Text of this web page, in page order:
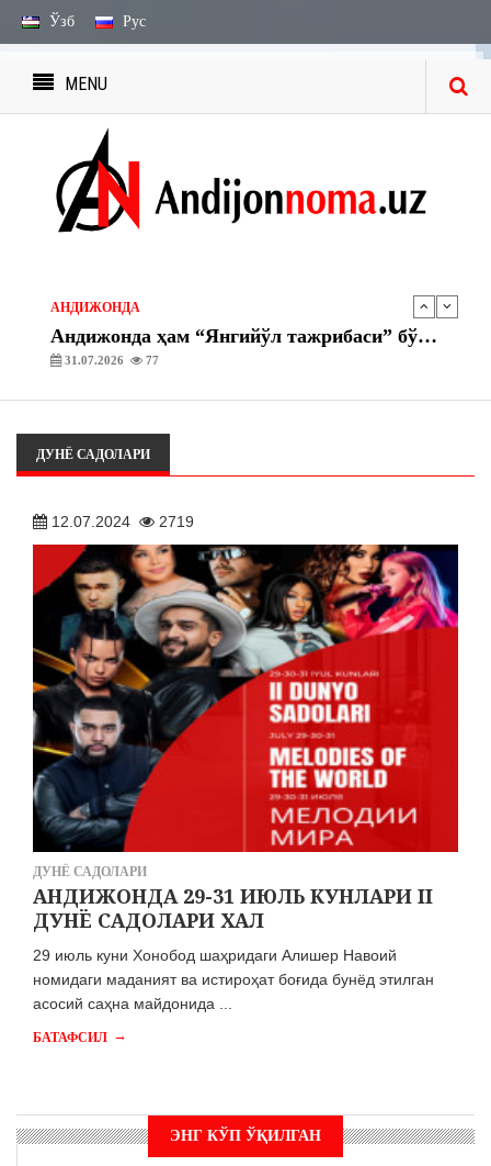
Ўзб Рус
MENU
ЭЪЛОН ВА БИЛДИРУВЛАР
МЕРОС БИЛДИРУВЛАРИ
27.07.2026 2242
ЭЪЛОН ВА БИЛДИРУВЛАР
АНДИЖОНДА
Андижонда ҳам “Янгийўл тажрибаси” бўйича амалий ишлар бошланди
31.07.2026 77
30.07.2026 77
ЭЪЛОН ВА БИЛДИРУВЛАР
27.07.2026 2242
МЕРОС ИШИ БЎЙИЧА ЭЪЛОН
03.08.2026 1755
ДУНЁ САДОЛАРИ
12.07.2024 2719
ДУНЁ САДОЛАРИ
АНДИЖОНДА 29-31 ИЮЛЬ КУНЛАРИ II
ДУНЁ САДОЛАРИ ХАЛ
29 июль куни Хонобод шаҳридаги Алишер Навоий
номидаги маданият ва истироҳат боғида бунёд этилган
асосий саҳна майдонида ...
БАТАФСИЛ →
ЭНГ КЎП ЎҚИЛГАН